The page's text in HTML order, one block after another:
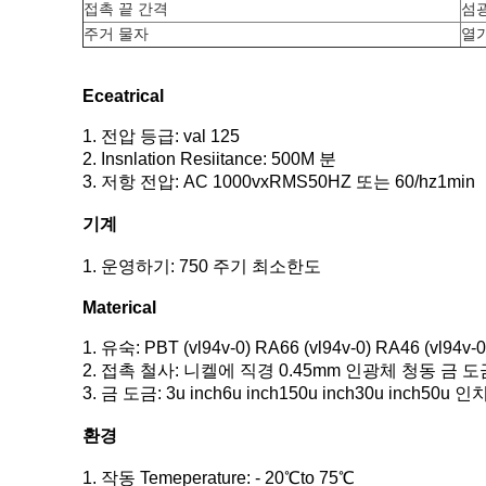
접촉 끝 간격
섬
주거 물자
열
Eceatrical
1. 전압 등급: val 125
2. Insnlation Resiitance: 500M 분
3. 저항 전압: AC 1000vxRMS50HZ 또는 60/hz1min
기계
1. 운영하기: 750 주기 최소한도
Materical
1. 유숙: PBT (vl94v-0) RA66 (vl94v-0) RA46 (vl94v-
2. 접촉 철사: 니켈에 직경 0.45mm 인광체 청동 금 도
3. 금 도금: 3u inch6u inch150u inch30u inch50u 인치
환경
1. 작동 Temeperature: - 20℃to 75℃